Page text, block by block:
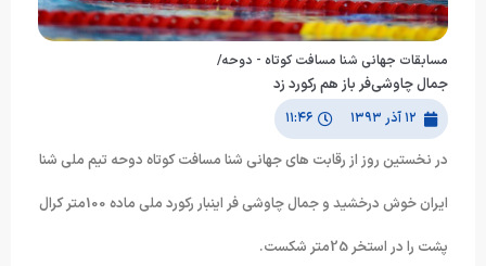
مسابقات جهانی شنا مسافت کوتاه - دوحه/
جمال چاوشی‌فر باز هم رکورد زد
۱۲ آذر ۱۳۹۳ ۱۱:۴۶
در نخستین روز از رقابت های جهانی شنا مسافت کوتاه دوحه تیم ملی شنا
ایران خوش درخشید و جمال چاوشی فر اینبار رکورد ملی ماده 100متر کرال
پشت را در استخر 25متر شکست.